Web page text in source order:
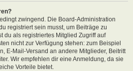
zwingend. Die Board-Administration
registriert sein musst, um Beiträge zu
du als registriertes Mitglied Zugriff auf
nicht zur Verfügung stehen: zum Beispiel
E-Mail-Versand an andere Mitglieder, Beitritt
Wir empfehlen dir eine Anmeldung, da sie
Vorteile bietet.